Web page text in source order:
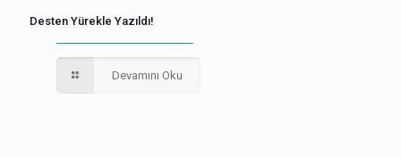
Desten Yürekle Yazıldı!
Devamını Oku